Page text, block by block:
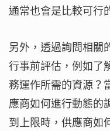
通常也會是比較可行
另外，透過詢問相關
行事前評估，例如了
務運作所需的資源？
應商如何進行動態的
到上限時，供應商如